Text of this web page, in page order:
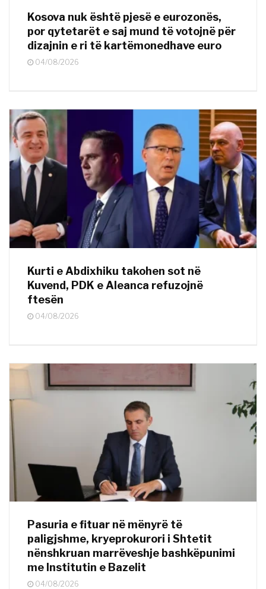
Kosova nuk është pjesë e eurozonës,
por qytetarët e saj mund të votojnë për
dizajnin e ri të kartëmonedhave euro
04/08/2026
Kurti e Abdixhiku takohen sot në
Kuvend, PDK e Aleanca refuzojnë
ftesën
04/08/2026
Pasuria e fituar në mënyrë të
paligjshme, kryeprokurori i Shtetit
nënshkruan marrëveshje bashkëpunimi
me Institutin e Bazelit
04/08/2026